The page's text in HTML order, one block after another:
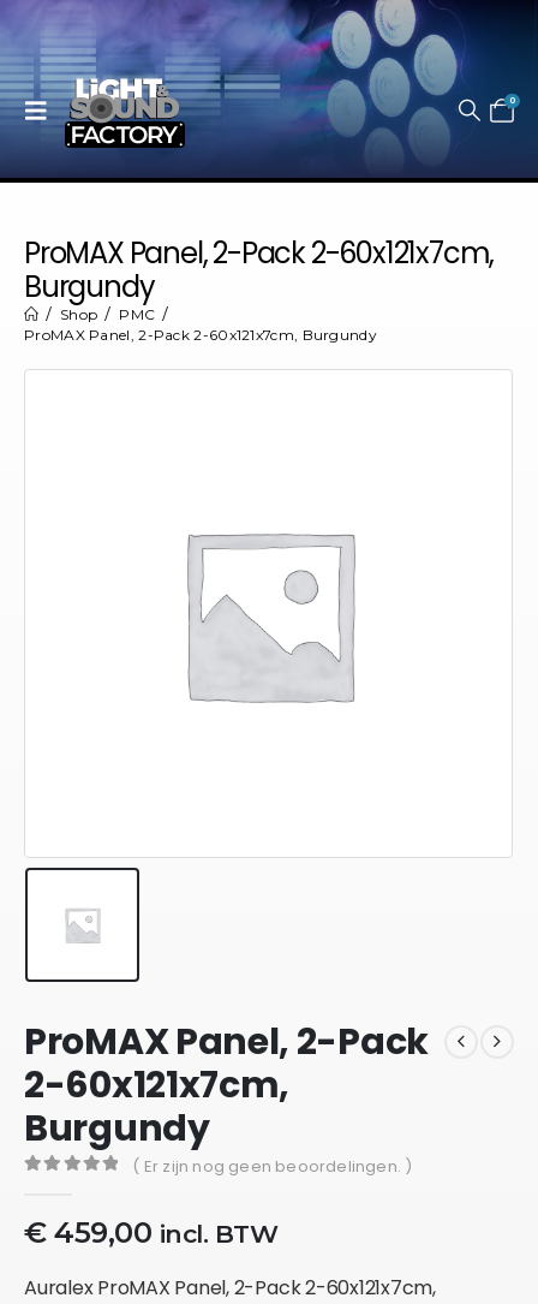
0
ProMAX Panel, 2-Pack 2-60x121x7cm,
Burgundy
Shop
PMC
ProMAX Panel, 2-Pack 2-60x121x7cm, Burgundy
ProMAX Panel, 2-Pack
2-60x121x7cm,
Burgundy
( Er zijn nog geen beoordelingen. )
€459,00 incl. BTW
Auralex ProMAX Panel, 2-Pack 2-60x121x7cm,